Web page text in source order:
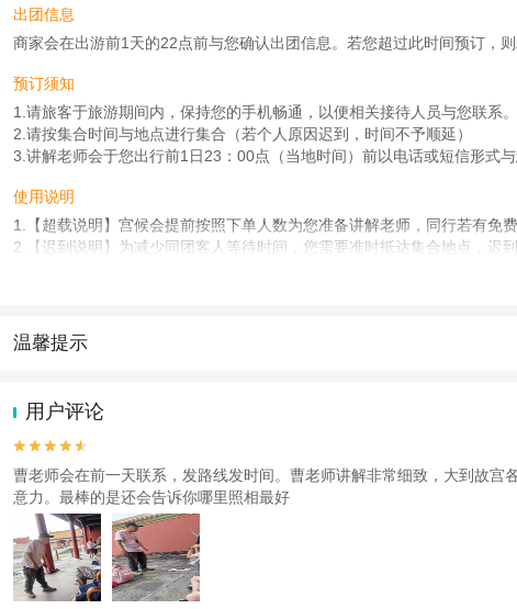
出团信息
商家会在出游前1天的22点前与您确认出团信息。若您超过此时间预订，
预订须知
1.请旅客于旅游期间内，保持您的手机畅通，以便相关接待人员与您联系。
2.请按集合时间与地点进行集合（若个人原因迟到，时间不予顺延）
3.讲解老师会于您出行前1日23：00点（当地时间）前以电话或短信形式
使用说明
1.【超载说明】宫候会提前按照下单人数为您准备讲解老师，同行若有免
2.【迟到说明】为减少同团客人等待时间，您需要准时抵达集合地点，迟
3.因行程讲解大部分是在室内，请穿着舒适的衣服、鞋子，夏 季炎热及
产品说明
损退订。介意者请慎重下单，感谢您的理解。
人群说明
出游年龄低于【12】周岁(含)，需要至少1名成人旅客全程陪同
出游年龄超过【70】周岁(含)，需要至少1名成人旅客全程陪同
患有疾病的客人，参与此行程前请根据自身条件，请遵医嘱，谨慎出行
使用方法
1.导游会于出行当日22:00前以电话形式与您确认集合时间和地点，请务
温馨提示
2.为普及旅游安全知识及旅游文明公约，使您的旅程顺利圆满完成，特制定
用户评论


曹老师会在前一天联系，发路线发时间。曹老师讲解非常细致，大到故
意力。最棒的是还会告诉你哪里照相最好